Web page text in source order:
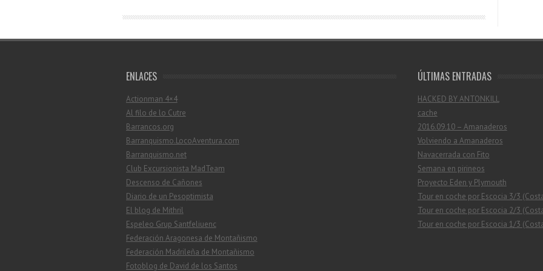
ENLACES
Actionman 4×4
Al filo de lo Cutre
Barrancos.org
Barranquismo.LocoAventura.com
Barranquismo.net
Club Excursionista MadTeam
Descenso de Cañones
Diario de un Pesoptimista
El blog de Mithril
Espeleo Grup Santfeliuenc
Federación Aragonesa de Montañismo
Federación Madrileña de Montañismo
Fotoblog de David de los Santos
ÚLTIMAS ENTRADAS
HACKED BY ANTONKILL
cache
2016.09.10 – Amanaderos
Volviendo a Amanaderos
Navacerrada con Fito
Semana en pirineos
Proyecto Eden y Plymouth
Tour en coche por Escocia 3/3
Tour en coche por Escocia 2/3
Tour en coche por Escocia 1/3